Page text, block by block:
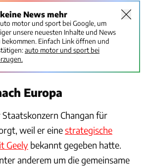
News mehr
motor und sport bei Google, um
unsere neuesten Inhalte und News
bekommen. Einfach Link öffnen und
auto motor und sport bei
Europa
Changan für
weil er einestrategische
Geely bekannt gegeben hatte.
anderem um die gemeinsame